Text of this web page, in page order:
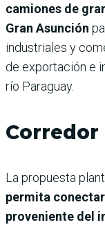
camiones de
Gran Asunción
industriales y
de exportación e
río Paraguay.
La propuesta
permita
proveniente del